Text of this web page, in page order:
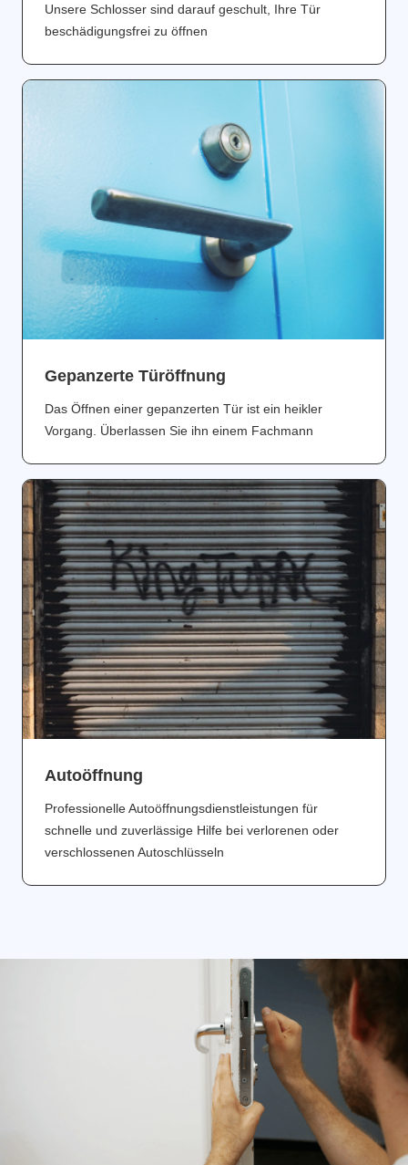
Unsere Schlosser sind darauf geschult, Ihre Tür
beschädigungsfrei zu öffnen
Gepanzerte Türöffnung
Das Öffnen einer gepanzerten Tür ist ein heikler
Vorgang. Überlassen Sie ihn einem Fachmann
Аutoöffnung
Professionelle Autoöffnungsdienstleistungen für
schnelle und zuverlässige Hilfe bei verlorenen oder
verschlossenen Autoschlüsseln